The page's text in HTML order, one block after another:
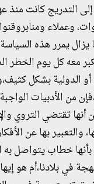
التدريج كانت منذ
يمرر هذه
معه كل يوم الخطر
الدولية بشكل
من الأدبيات
تقتضي التروي
بها عن
خطاب يتواصل
في بلادنا،أم هو